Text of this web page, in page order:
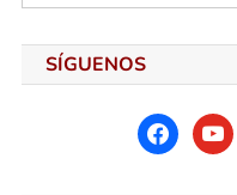
SÍGUENOS
facebook